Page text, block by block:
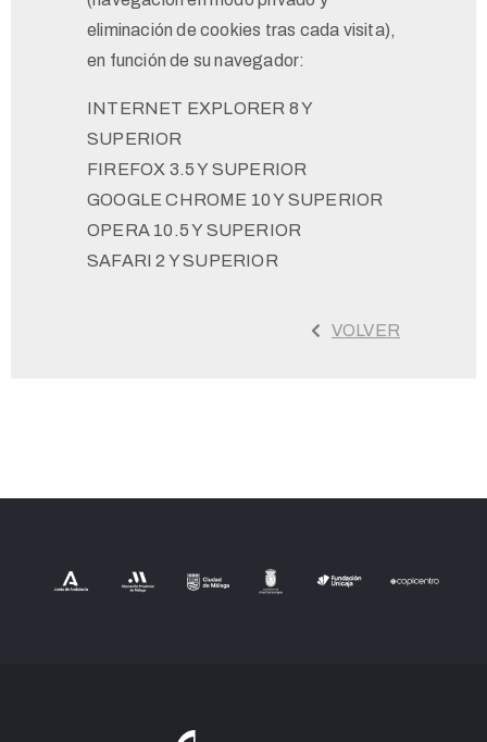
eliminación de cookies tras cada visita),
en función de su navegador:
INTERNET EXPLORER 8 Y
SUPERIOR
FIREFOX 3.5 Y SUPERIOR
GOOGLE CHROME 10 Y SUPERIOR
OPERA 10.5 Y SUPERIOR
SAFARI 2 Y SUPERIOR
VOLVER